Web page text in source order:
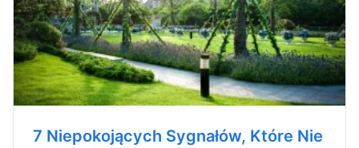
7 Niepokojących Sygnałów, Które Nie